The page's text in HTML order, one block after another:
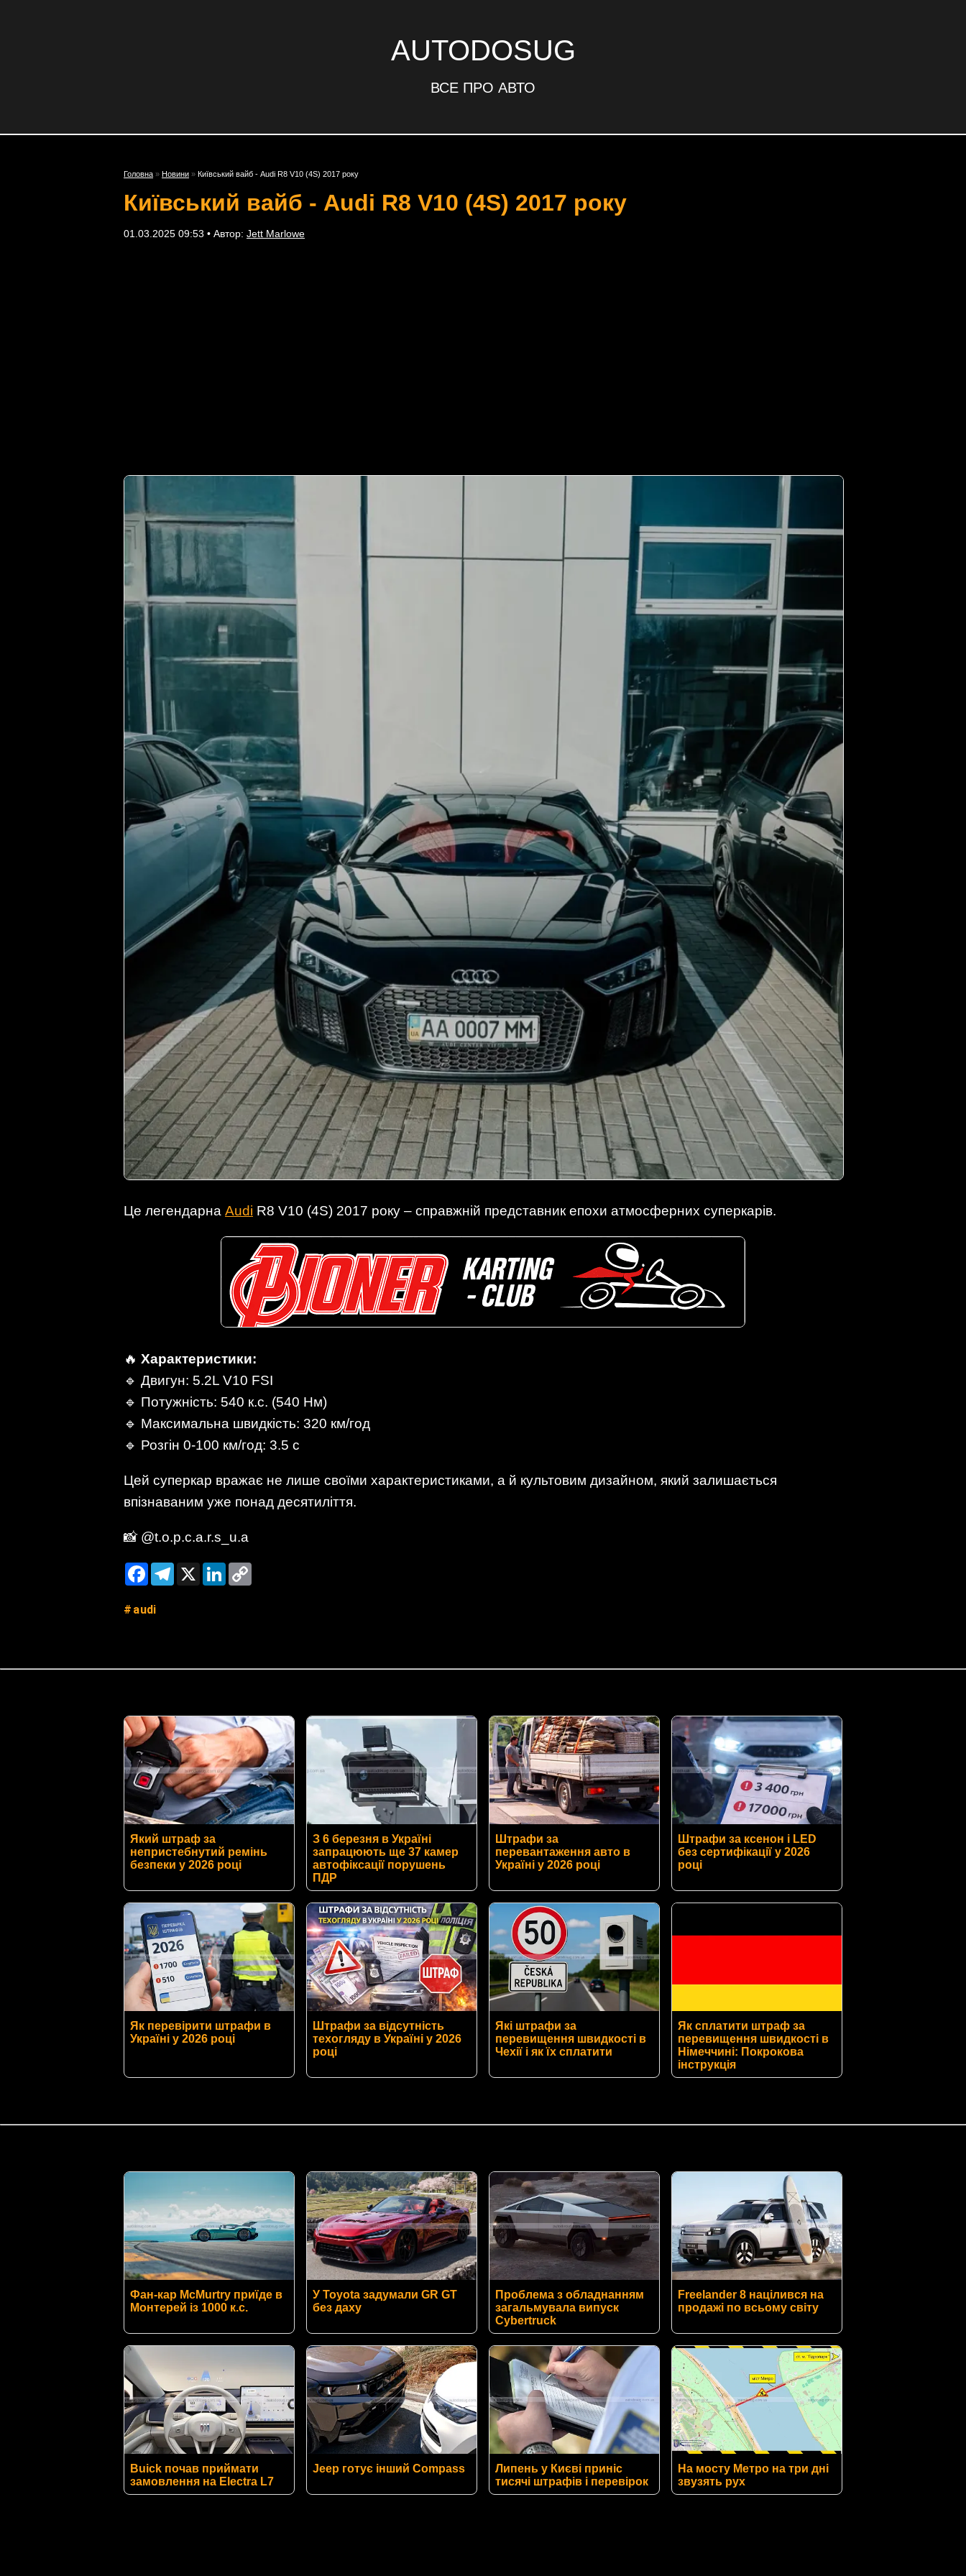
AUTODOSUG
ВСЕ ПРО АВТО
Головна » Новини » Київський вайб - Audi R8 V10 (4S) 2017 року
Київський вайб - Audi R8 V10 (4S) 2017 року
01.03.2025 09:53 • Автор: Jett Marlowe
Це легендарна Audi R8 V10 (4S) 2017 року – справжній представник епохи атмосферних суперкарів.
🔥 Характеристики:
🔹 Двигун: 5.2L V10 FSI
🔹 Потужність: 540 к.с. (540 Нм)
🔹 Максимальна швидкість: 320 км/год
🔹 Розгін 0-100 км/год: 3.5 с
Цей суперкар вражає не лише своїми характеристиками, а й культовим дизайном, який залишається
впізнаваним уже понад десятиліття.
📸 @t.o.p.c.a.r.s_u.a
FacebookTelegram
X LinkedIn
audi
Який штраф за
непристебнутий ремінь
безпеки у 2026 році
З 6 березня в Україні
запрацюють ще 37 камер
автофіксації порушень
ПДР
Штрафи за
перевантаження авто в
Україні у 2026 році
Штрафи за ксенон і LED
без сертифікації у 2026
році
Як перевірити штрафи в
Україні у 2026 році
Штрафи за відсутність
техогляду в Україні у 2026
році
Які штрафи за
перевищення швидкості в
Чехії і як їх сплатити
Як сплатити штраф за
перевищення швидкості в
Німеччині: Покрокова
інструкція
Фан-кар McMurtry приїде в
Монтерей із 1000 к.с.
У Toyota задумали GR GT
без даху
Проблема з обладнанням
загальмувала випуск
Cybertruck
Freelander 8 націлився на
продажі по всьому світу
Buick почав приймати
замовлення на Electra L7
Jeep готує інший Compass
Липень у Києві приніс
тисячі штрафів і перевірок
На мосту Метро на три дні
звузять рух